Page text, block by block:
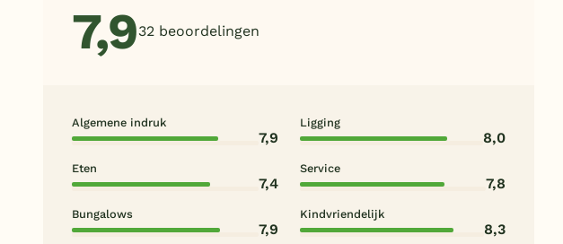
7,932 beoordelingen
Algemene indruk
7,9
Ligging
8,0
Eten
7,4
Service
7,8
Bungalows
7,9
Kindvriendelijk
8,3